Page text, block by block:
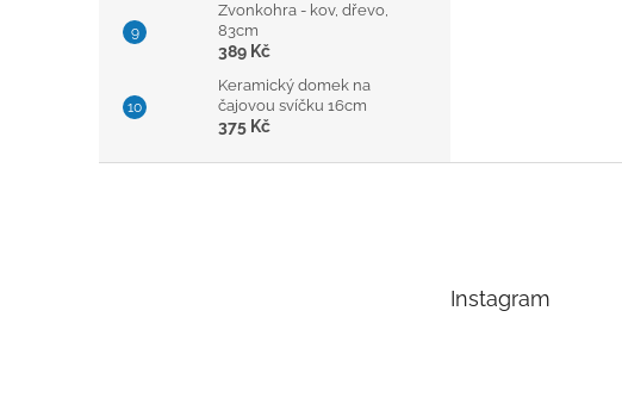
Zvonkohra - kov, dřevo,
83cm
389 Kč
Keramický domek na
čajovou svíčku 16cm
375 Kč
Instagram